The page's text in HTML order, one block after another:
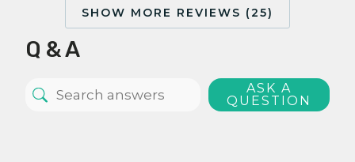
SHOW MORE REVIEWS (25)
Q & A
ASK A
QUESTION